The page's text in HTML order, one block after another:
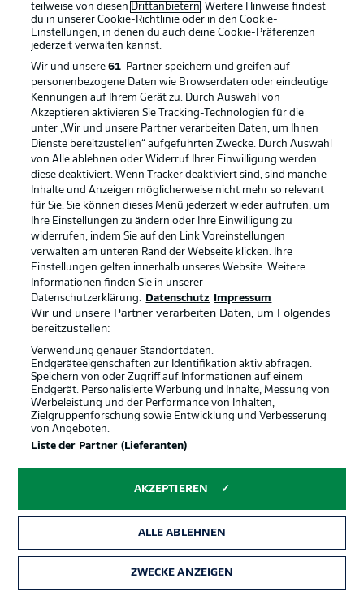
(SR-A. 2), Martin Petersen (4. Offizieller), Benjamin Brand
(VA), Christian Leicher (VA-A)
Das sagt Lucien Favre
"Die zwei letzten Spiele gegen Bayern waren gut, auch
wenn wir knapp verloren haben. Wir müssen jetzt eben
eine noch bessere Leistung abliefern und natürlich wie
zuletzt sehr gut verteidigen."
Das sagt Hansi Flick
"Dortmund hat eine herausragende Mannschaft. Sie
haben die beste Defensive in der Bundesliga und viel
Qualität in der Offensive und enorme Qualitäten im
Umschaltspiel. Es ist wichtig, dass wir als Mannschaft
agieren. Es ist der deutsche Klassiker. Jeder ist motiviert.
Wir wissen, die ganze Welt schaut zu. Es ist nochmal
eine besondere Motivation. Wir sind sehr selbstbewusst
und werden alles tun, dieses Spiel zu gewinnen."
Sie fehlen dem FC Bayern
Davies (Bänderriss im Sprunggelenk), Nianzou
(Knieverletzung), Zirkzee (Coronavirus)
Sie fehlen dem BVB
Schmelzer (Reha nach Knieoperation), Zagadou
(Außenbandverletzung im Knie)
teilweise von diesen Drittanbietern. Weitere Hinweise findest
du in unsererCookie-Richtlinie oder in den Cookie-
Einstellungen, in denen du auch deine Cookie-Präferenzen
jederzeit verwalten kannst.
Wir und unsere61-Partner speichern und greifen auf
personenbezogene Daten wie Browserdaten oder eindeutige
Kennungen auf Ihrem Gerät zu. Durch Auswahl von
Akzeptieren aktivieren Sie Tracking-Technologien für die
unter „Wir und unsere Partner verarbeiten Daten, um Ihnen
Dienste bereitzustellen“ aufgeführten Zwecke. Durch Auswahl
von Alle ablehnen oder Widerruf Ihrer Einwilligung werden
diese deaktiviert. Wenn Tracker deaktiviert sind, sind manche
Inhalte und Anzeigen möglicherweise nicht mehr so relevant
für Sie. Sie können dieses Menü jederzeit wieder aufrufen, um
Ihre Einstellungen zu ändern oder Ihre Einwilligung zu
widerrufen, indem Sie auf den Link Voreinstellungen
verwalten am unteren Rand der Webseite klicken. Ihre
Einstellungen gelten innerhalb unseres Website. Weitere
Informationen finden Sie in unserer
Datenschutzerklärung.
Datenschutz Impressum
Wir und unsere Partner verarbeiten Daten, um Folgendes
bereitzustellen:
Verwendung genauer Standortdaten.
Endgeräteeigenschaften zur Identifikation aktiv abfragen.
Speichern von oder Zugriff auf Informationen auf einem
Endgerät. Personalisierte Werbung und Inhalte, Messung von
Werbeleistung und der Performance von Inhalten,
Zielgruppenforschung sowie Entwicklung und Verbesserung
von Angeboten.
Liste der Partner (Lieferanten)
AKZEPTIEREN
ALLE ABLEHNEN
ZWECKE ANZEIGEN